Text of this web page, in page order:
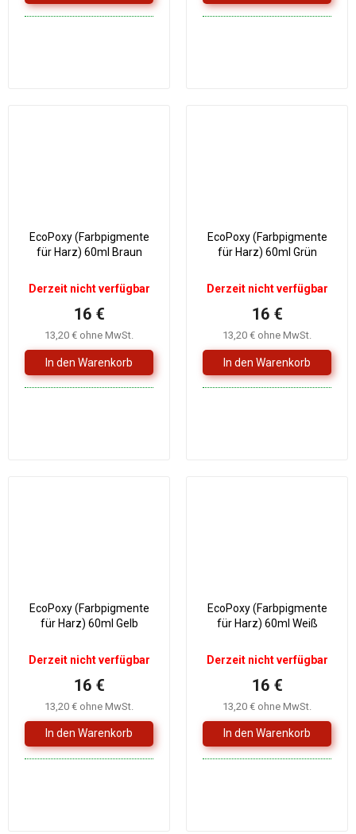
EcoPoxy (Farbpigmente
für Harz) 60ml Braun
Derzeit nicht verfügbar
13,20 € ohne MwSt.
16 €
EcoPoxy (Farbpigmente
für Harz) 60ml Grün
Derzeit nicht verfügbar
13,20 € ohne MwSt.
16 €
EcoPoxy (Farbpigmente
für Harz) 60ml Gelb
Derzeit nicht verfügbar
13,20 € ohne MwSt.
16 €
EcoPoxy (Farbpigmente
für Harz) 60ml Weiß
Derzeit nicht verfügbar
13,20 € ohne MwSt.
16 €